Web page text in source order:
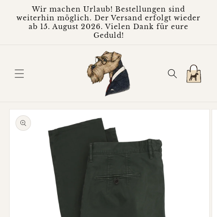
Inhalt
Wir machen Urlaub! Bestellungen sind
weiterhin möglich. Der Versand erfolgt wieder
ab 15. August 2026. Vielen Dank für eure
Geduld!
Warenkorb